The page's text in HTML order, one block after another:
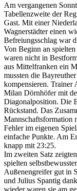
Am vergangenen
Tabellenzweite der
Gast. Mit einer
Wagnerstädter einen
Befreiungsschlag war
Von Beginn an
waren nicht in
aus Mittelfranken ein
mussten die
kompensieren. Trainer
Milan Dörnhöfer mit
Diagonalposition. Die
Rückstand. Das
Mannschaftsformation
Fehler im eigenen
einfache Punkte. Am
knapp mit 23:25.
Im zweiten Satz
spielten
Außenengreifer gut in
und Julius Spantig
wieder waren sie am